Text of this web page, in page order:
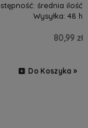
średnia ilość
Wysyłka: 48 h
80,99 zł
Do Koszyka »